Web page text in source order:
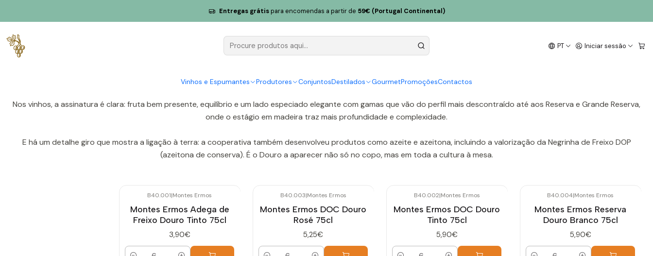
PT Iniciar sessão
Vinhos e Espumantes Produtores ConjuntosDestilados GourmetPromoçõesContactos
Entregas grátispara encomendas a partir de 59€ (Portugal Continental)
Montes Ermos
que, ao longo do tempo, foi modernizando a forma de trabalhar sem perder o sotaque do território.
Nos vinhos, a assinatura é clara: fruta bem presente, equilíbrio e um lado especiado elegante com gamas que vão do perfil mais descontraído até aos Reserva e Grande Reserva,
onde o estágio em madeira traz mais profundidade e complexidade.
E há um detalhe giro que mostra a ligação à terra: a cooperativa também desenvolveu produtos como azeite e azeitona, incluindo a valorização da Negrinha de Freixo DOP
(azeitona de conserva). É o Douro a aparecer não só no copo, mas em toda a cultura à mesa.
B40.001|Montes Ermos
Montes Ermos Adega de
Freixo Douro Tinto 75cl
3,90€
B40.003|Montes Ermos
Montes Ermos DOC Douro
Rosé 75cl
5,25€
B40.002|Montes Ermos
Montes Ermos DOC Douro
Tinto 75cl
5,90€
B40.004|Montes Ermos
Montes Ermos Reserva
Douro Branco 75cl
5,90€